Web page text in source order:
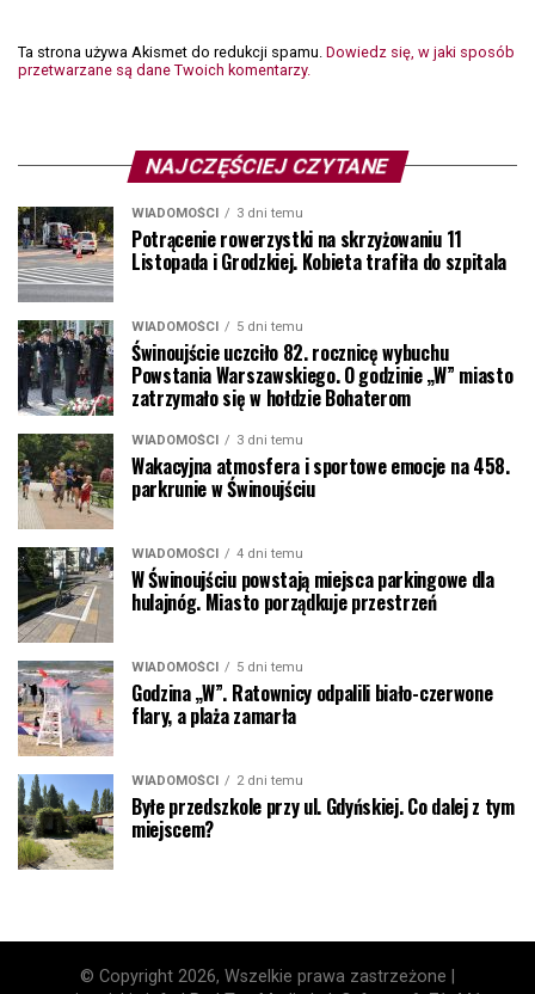
Ta strona używa Akismet do redukcji spamu. Dowiedz się, w jaki sposób
przetwarzane są dane Twoich komentarzy.
NAJCZĘŚCIEJ CZYTANE
WIADOMOŚCI 3 dni temu
Potrącenie rowerzystki na skrzyżowaniu 11
Listopada i Grodzkiej. Kobieta trafiła do szpitala
WIADOMOŚCI 5 dni temu
Świnoujście uczciło 82. rocznicę wybuchu
Powstania Warszawskiego. O godzinie „W” miasto
zatrzymało się w hołdzie Bohaterom
WIADOMOŚCI 3 dni temu
Wakacyjna atmosfera i sportowe emocje na 458.
parkrunie w Świnoujściu
WIADOMOŚCI 4 dni temu
W Świnoujściu powstają miejsca parkingowe dla
hulajnóg. Miasto porządkuje przestrzeń
WIADOMOŚCI 5 dni temu
Godzina „W”. Ratownicy odpalili biało-czerwone
flary, a plaża zamarła
WIADOMOŚCI 2 dni temu
Byłe przedszkole przy ul. Gdyńskiej. Co dalej z tym
miejscem?
© Copyright 2026, Wszelkie prawa zastrzeżone |